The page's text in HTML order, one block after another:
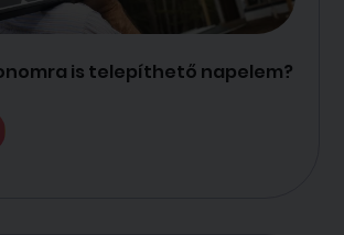
is telepíthető napelem?